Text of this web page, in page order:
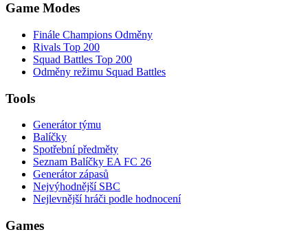
Game Modes
Finále Champions Odměny
Rivals Top 200
Squad Battles Top 200
Odměny režimu Squad Battles
Tools
Generátor týmu
Balíčky
Spotřební předměty
Seznam Balíčky EA FC 26
Generátor zápasů
Nejvýhodnější SBC
Nejlevnější hráči podle hodnocení
Games